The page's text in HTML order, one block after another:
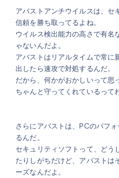
アバストアンチウイルスは、セ
信頼を勝ち取ってるよね。
ウイルス検出能力の高さで有名
ゃないんだよ。
アバストはリアルタイムで常に
出したら速攻で対処するんだ。
だから、何かがおかしいって思
ちゃんと守ってくれているって
さらにアバストは、PCのパフ
るんだ。
セキュリティソフトって、どう
たりしがちだけど、アバストは
ーズなんだよ。